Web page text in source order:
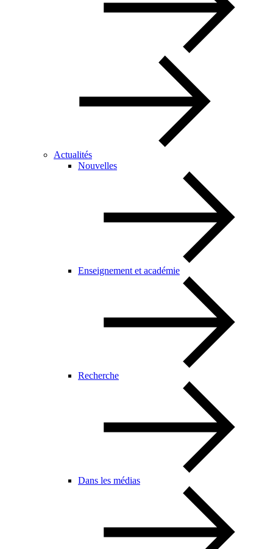
Actualités
Nouvelles
Enseignement et académie
Recherche
Dans les médias